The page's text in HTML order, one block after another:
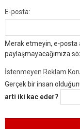
E-posta:
Merak etmeyin, e-
paylaşmayacağımıza
İstenmeyen Reklam
Gerçek bir insan
arti iki kac eder?